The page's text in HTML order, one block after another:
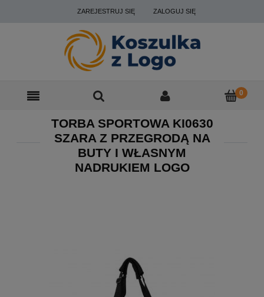
ZAREJESTRUJ SIĘ ZALOGUJ SIĘ
TORBA SPORTOWA KI0630
SZARA Z PRZEGRODĄ NA
BUTY I WŁASNYM
NADRUKIEM LOGO